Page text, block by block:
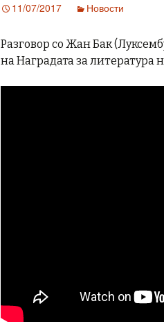
11/07/2017 Новости
Разговор со Жан Бак
на Наградата за литература